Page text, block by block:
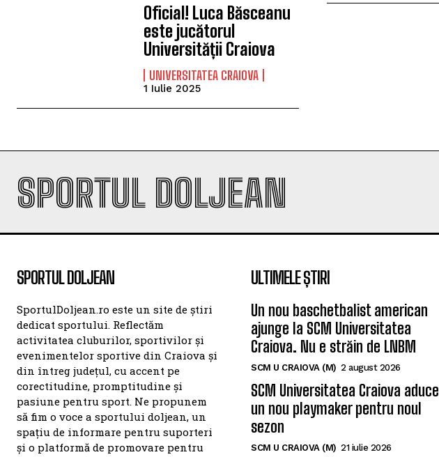
Oficial! Luca Băsceanu
este jucătorul
Universității Craiova
UNIVERSITATEA CRAIOVA
1 Iulie 2025
SPORTUL DOLJEAN
SPORTUL DOLJEAN
SportulDoljean.ro este un site de știri
dedicat sportului. Reflectăm
activitatea cluburilor, sportivilor și
evenimentelor sportive din Craiova și
din întreg județul, cu accent pe
corectitudine, promptitudine și
pasiune pentru sport. Ne propunem
să fim o voce a sportului doljean, un
spațiu de informare pentru suporteri
și o platformă de promovare pentru
ULTIMELE ȘTIRI
Un nou baschetbalist american
ajunge la SCM Universitatea
Craiova. Nu e străin de LNBM
SCM U CRAIOVA (M) 2 august 2026
SCM Universitatea Craiova aduce
un nou playmaker pentru noul
sezon
SCM U CRAIOVA (M) 21 iulie 2026